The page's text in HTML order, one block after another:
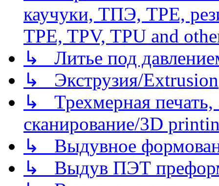
каучуки, ТПЭ, TPE,
TPE, TPV, TPU and
↳ Литье под
↳ Экструзия/Extrusion
↳ Трехмерная
сканирование/3D
↳ Выдувное
↳ Выдув ПЭТ